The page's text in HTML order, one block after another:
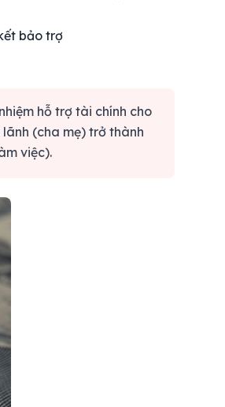
bảo trợ
hỗ trợ tài chính cho
(cha mẹ) trở thành
việc).